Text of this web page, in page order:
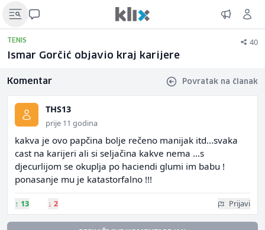
TENIS 40
Ismar Gorčić objavio kraj karijere
Komentar Povratak na članak
THS13
prije 11 godina
kakva je ovo papčina bolje rečeno manijak itd...svaka
cast na karijeri ali si seljačina kakve nema ...s
djecurlijom se okuplja po haciendi glumi im babu !
ponasanje mu je katastorfalno !!!
↑ 13 ↓ 2 Prijavi